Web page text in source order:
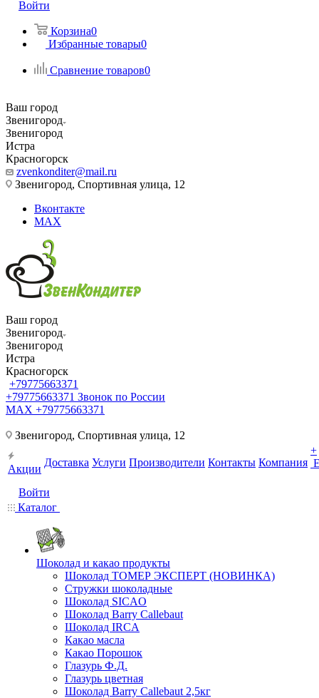
Войти
Корзина0
Избранные товары0
Сравнение товаров0
Ваш город
Звенигород
Звенигород
Истра
Красногорск
zvenkonditer@mail.ru
Звенигород, Спортивная улица, 12
Вконтакте
MAX
Ваш город
Звенигород
Звенигород
Истра
Красногорск
+79775663371
+79775663371 Звонок по России
MAX +79775663371
Звенигород, Спортивная улица, 12
Акции
Доставка Услуги Производители Контакты Компания
+
Войти
Каталог
Шоколад и какао продукты
Шоколад ТОМЕР ЭКСПЕРТ (НОВИНКА)
Стружки шоколадные
Шоколад SICAO
Шоколад Barry Callebaut
Шоколад IRCA
Какао масла
Какао Порошок
Глазурь Ф.Д.
Глазурь цветная
Шоколад Barry Callebaut 2,5кг